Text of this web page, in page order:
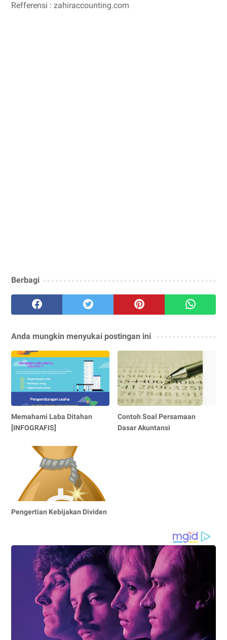
Refferensi : zahiraccounting.com
Berbagi
Anda mungkin menyukai postingan ini
Memahami Laba Ditahan
[INFOGRAFIS]
Contoh Soal Persamaan
Dasar Akuntansi
Pengertian Kebijakan Dividen